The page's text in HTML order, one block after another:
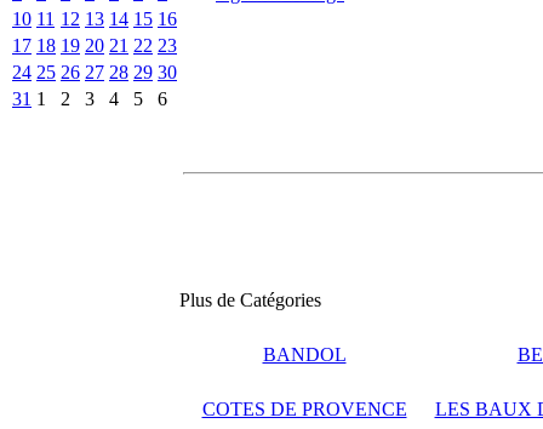
10 11 12 13 14 15 16
17 18 19 20 21 22 23
24 25 26 27 28 29 30
31 1 2 3 4 5 6
Plus de Catégories
BANDOL
COTES DE PROVENCE LES BAUX